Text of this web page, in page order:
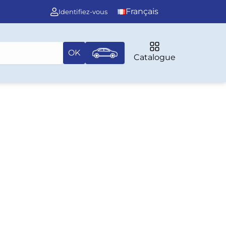
Identifiez-vous Français
OK Catalogue